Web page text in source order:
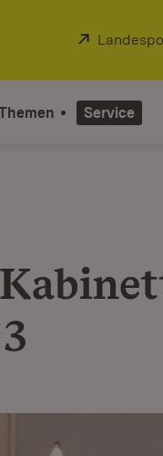
Extern:
Service